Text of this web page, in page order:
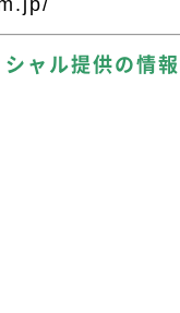
ャル提供の情報